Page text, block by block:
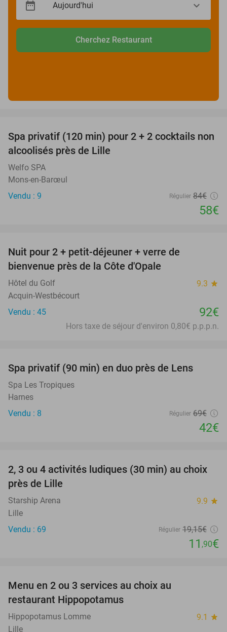
Cherchez Restaurant
31%
Spa privatif (120 min) pour 2 + 2 cocktails non
alcoolisés près de Lille
Welfo SPA
Mons-en-Barœul
Vendu : 9
Régulier 84€
58€
Nuit pour 2 + petit-déjeuner + verre de
bienvenue près de la Côte d'Opale
Hôtel du Golf 9.3 star
Acquin-Westbécourt
Vendu : 45
92€
Hors taxe de séjour d'environ 0,80€ p.p.p.n.
Spa privatif (90 min) en duo près de Lens
Spa Les Tropiques
Harnes
Vendu : 8
Régulier 69€
42€
38%
2, 3 ou 4 activités ludiques (30 min) au choix
près de Lille
Starship Arena 9.9 star
Lille
Vendu : 69
Régulier 19,15€
11 ,90€
Menu en 2 ou 3 services au choix au
restaurant Hippopotamus
Hippopotamus Lomme 9.1 star
Lille